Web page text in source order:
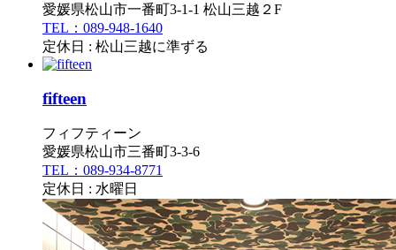
愛媛県松山市一番町3-1-1 松山三越２F
TEL：089-948-1640
定休日 : 松山三越に準ずる
fifteen
フィフティーン
愛媛県松山市三番町3-3-6
TEL：089-934-8771
定休日 : 水曜日